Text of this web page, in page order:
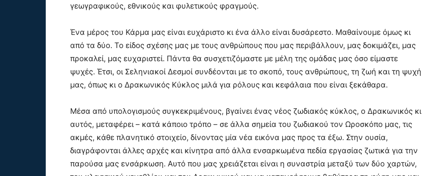
γεωγραφικούς, εθνικούς και φυλετικούς φραγμούς.
Ένα μέρος του Κάρμα μας είναι ευχάριστο κι ένα άλλο είναι δυσάρεστο. Μαθαίνουμε όμως κι
από τα δύο. Το είδος σχέσης μας με τους ανθρώπους που μας περιβάλλουν, μας δοκιμάζει, μας
προκαλεί, μας ευχαριστεί. Πάντα θα συσχετιζόμαστε με μέλη της ομάδας μας όσο είμαστε
ψυχές. Έτσι, οι Σεληνιακοί Δεσμοί συνδέονται με το σκοπό, τους ανθρώπους, τη ζωή και τη ψυχή
μας, όπως κι ο Δρακωνικός Κύκλος μιλά για ρόλους και κεφάλαια που είναι ξεκάθαρα.
Μέσα από υπολογισμούς συγκεκριμένους, βγαίνει ένας νέος ζωδιακός κύκλος, ο Δρακωνικός κι
αυτός, μεταφέρει – κατά κάποιο τρόπο – σε άλλα σημεία του ζωδιακού τον Ωροσκόπο μας, τις
ακμές, κάθε πλανητικό στοιχείο, δίνοντας μία νέα εικόνα μας προς τα έξω. Στην ουσία,
διαγράφονται άλλες αρχές και κίνητρα από άλλα ενσαρκωμένα πεδία εργασίας ζωτικά για την
παρούσα μας ενσάρκωση. Αυτό που μας χρειάζεται είναι η συναστρία μεταξύ των δύο χαρτών,